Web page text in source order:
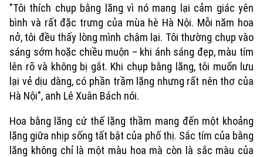
Xu hướng
"Tôi thích chụp bằng lăng vì nó mang lại cảm giác yên
bình và rất đặc trưng của mùa hè Hà Nội. Mỗi năm hoa
nở, tôi đều thấy lòng mình chậm lại. Tôi thường chụp vào
sáng sớm hoặc chiều muộn – khi ánh sáng đẹp, màu tím
lên rõ và không bị gắt. Khi chụp bằng lăng, tôi muốn lưu
lại vẻ dịu dàng, có phần trầm lặng nhưng rất nên thơ của
Hà Nội", anh Lê Xuân Bách nói.
Hoa bằng lăng cứ thế lặng thầm mang đến một khoảng
lặng giữa nhịp sống tất bật của phố thị. Sắc tím của bằng
lăng không chỉ là một màu hoa mà còn là sắc màu của